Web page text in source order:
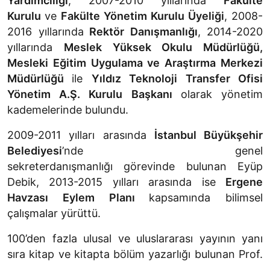
Kurulu ve Fakülte Yönetim Kurulu Üyeliği, 2008-
2016 yıllarında Rektör Danışmanlığı, 2014-2020
yıllarında Meslek Yüksek Okulu Müdürlüğü,
Mesleki Eğitim Uygulama ve Araştırma Merkezi
Müdürlüğü ile Yıldız Teknoloji Transfer Ofisi
Yönetim A.Ş. Kurulu Başkanı olarak yönetim
kademelerinde bulundu.
2009-2011 yılları arasında İstanbul Büyükşehir
Belediyesi’nde
genel
sekreterdanışmanlığı görevinde bulunan Eyüp
Debik, 2013-2015 yılları arasında ise Ergene
Havzası Eylem Planı kapsamında bilimsel
çalışmalar yürüttü.
100’den fazla ulusal ve uluslararası yayının yanı
sıra kitap ve kitapta bölüm yazarlığı bulunan Prof.